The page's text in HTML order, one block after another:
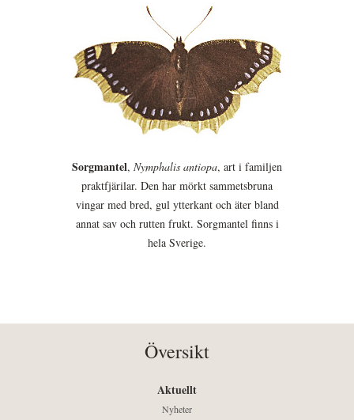
Sorgmantel, Nymphalis antiopa, art i familjen
praktfjärilar. Den har mörkt sammetsbruna
vingar med bred, gul ytterkant och äter bland
annat sav och rutten frukt. Sorgmantel finns i
hela Sverige.
Översikt
Aktuellt
Nyheter